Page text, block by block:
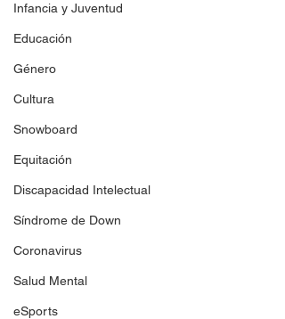
Infancia y Juventud
Educación
Género
Cultura
Snowboard
Equitación
Discapacidad Intelectual
Síndrome de Down
Coronavirus
Salud Mental
eSports